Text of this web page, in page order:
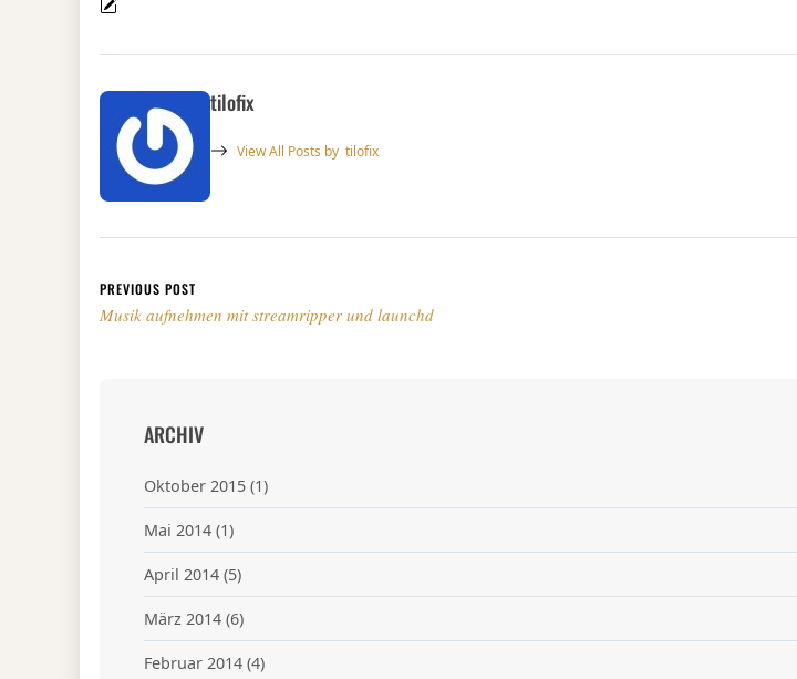
tilofix
View All Posts by tilofix
Beitragsnavigation
PREVIOUS POST
Musik aufnehmen mit streamripper und launchd
ARCHIV
Oktober 2015 (1)
Mai 2014 (1)
April 2014 (5)
März 2014 (6)
Februar 2014 (4)